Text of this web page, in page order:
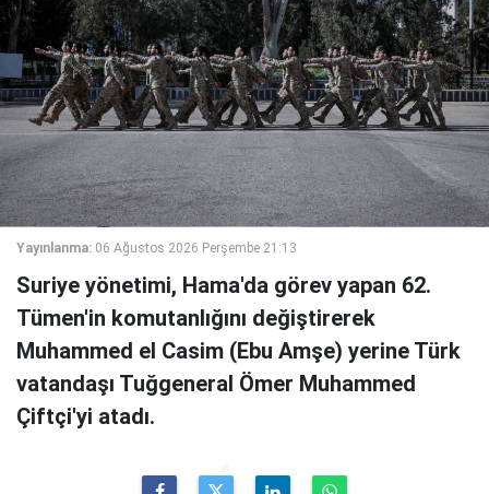
Yayınlanma: 06 Ağustos 2026 Perşembe 21:13
Suriye yönetimi, Hama'da görev yapan 62.
Tümen'in komutanlığını değiştirerek
Muhammed el Casim (Ebu Amşe) yerine Türk
vatandaşı Tuğgeneral Ömer Muhammed
Çiftçi'yi atadı.